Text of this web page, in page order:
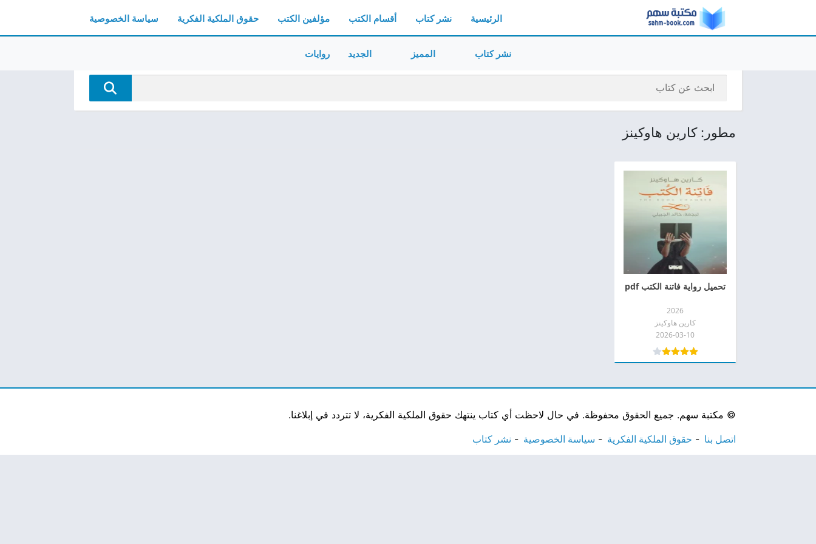
الرئيسية نشر كتاب أقسام الكتب مؤلفين الكتب حقوق الملكية الفكرية سياسة الخصوصية
نشر كتاب المميز الجديد روايات
مطور: كارين هاوكينز
تحميل رواية فاتنة الكتب pdf
2026
كارين هاوكينز
2026-03-10
© مكتبة سهم. جميع الحقوق محفوظة. في حال لاحظت أي كتاب ينتهك حقوق الملكية الفكرية، لا تتردد في إبلاغنا.
اتصل بنا حقوق الملكية الفكرية سياسة الخصوصية نشر كتاب